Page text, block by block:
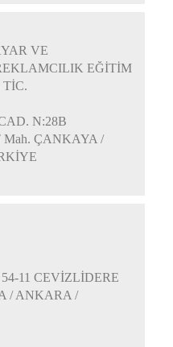
VE
EĞİTİM
N:28B
ÇANKAYA /
11 CEVİZLİDERE
/ ANKARA /